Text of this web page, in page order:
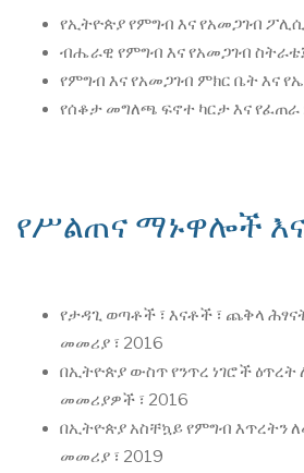
የኢትዮጵያ የምግብ እና የአመጋገብ ፖሊሲ
ብሔራዊ የምግብ እና የአመጋገብ
የምግብ እና የአመጋገብ ምክር ቤት እና
የሰቆታ መግለጫ ፍኖተ ካርታ እና የፈጠራ
የሥልጠና ማኑዋሎች
የታዳጊ ወጣቶች ፣ እናቶች ፣ ጨቅላ
መመሪያ ፣ 2016
በኢትዮጵያ ውስጥ የንጥረ ነገሮች
መመሪያዎች ፣ 2016
በኢትዮጵያ አስቸኳይ የምግብ
መመሪያ ፣ 2019